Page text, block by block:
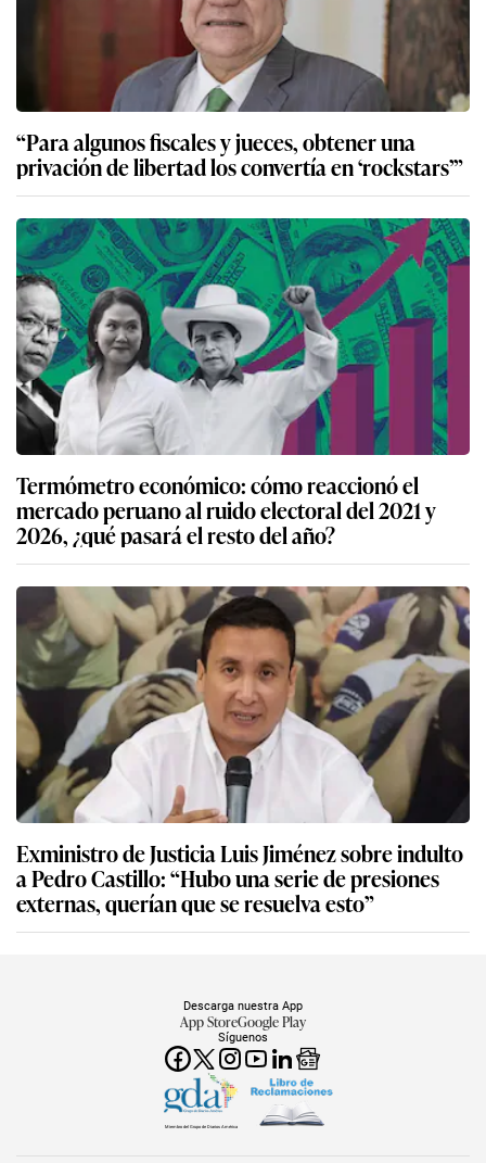
“Para algunos fiscales y jueces, obtener una
privación de libertad los convertía en ‘rockstars’”
Termómetro económico: cómo reaccionó el
mercado peruano al ruido electoral del 2021 y
2026, ¿qué pasará el resto del año?
Exministro de Justicia Luis Jiménez sobre indulto
a Pedro Castillo: “Hubo una serie de presiones
externas, querían que se resuelva esto”